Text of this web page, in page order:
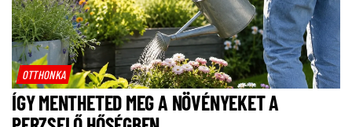
OTTHONKA
ÍGY MENTHETED MEG A NÖVÉNYEKET A